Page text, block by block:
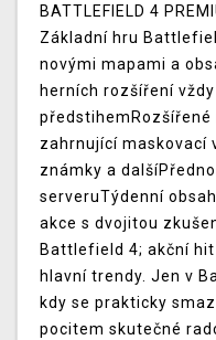
BATTLEFIELD 4
Základní hru
novými mapami a
herních rozšíření
zahrnující maskovací
známky a
serveruTýdenní
akce s dvojitou
Battlefield 4; akční
hlavní trendy. Jen v
kdy se prakticky
pocitem skutečné